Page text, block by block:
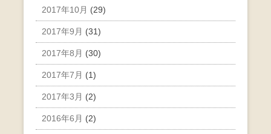
2017年10月 (29)
2017年9月 (31)
2017年8月 (30)
2017年7月 (1)
2017年3月 (2)
2016年6月 (2)